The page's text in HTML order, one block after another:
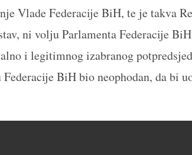
Vlade Federacije BiH, te je takva
ni volju Parlamenta Federacije
i legitimnog izabranog
BiH bio neophodan, da bi